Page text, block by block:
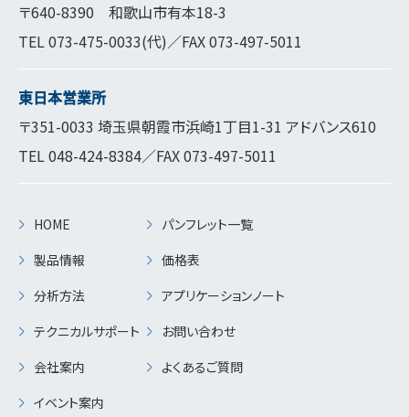
〒640-8390 和歌山市有本18-3
TEL073-475-0033(代)／FAX 073-497-5011
東日本営業所
〒351-0033 埼玉県朝霞市浜崎1丁目1-31 アドバンス610
TEL048-424-8384／FAX 073-497-5011
HOME
製品情報
分析方法
テクニカルサポート
会社案内
イベント案内
パンフレット一覧
価格表
アプリケーションノート
お問い合わせ
よくあるご質問